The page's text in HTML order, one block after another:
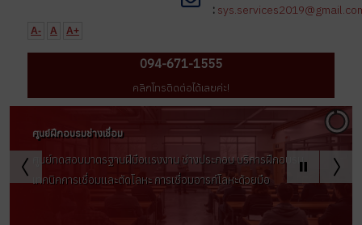
:
A- A A+
094-671-1555
คลิกโทรติดต่อได้เลยค่ะ!